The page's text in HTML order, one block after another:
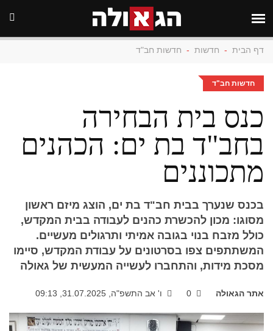
דף הבית - חדשות - חדשות חב"ד
חדשות חב"ד
כנס בית הבחירה
בחב"ד בת ים: הכהנים
מתכוננים
בכנס שנערך בבית חב"ד בת ים, הוצג מיזם ראשון
מסוגו: מכון להכשרת כהנים לעבודה בבית המקדש,
כולל מזבח בנוי בגובה אמיתי ותרגולים מעשיים.
המשתתפים צפו בסרטונים על עבודת המקדש, סיימו
מסכת מידות, והתחברו לעשייה המעשית של גאולה
אתר הגאולה 0 ו' אב התשפ"ה, 31.07.2025, 09:13